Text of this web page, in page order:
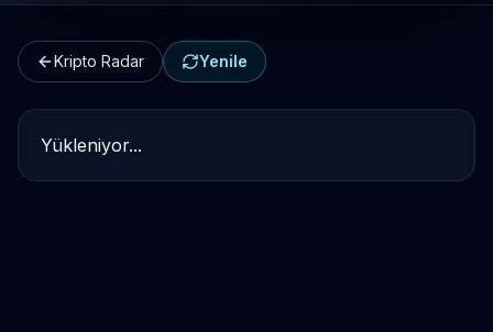
Kripto Radar Yenile
Yükleniyor...